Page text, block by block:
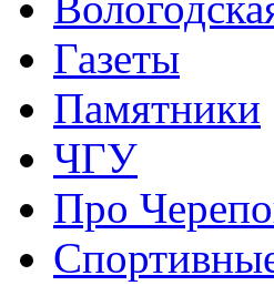
Газеты
Памятники
ЧГУ
Про